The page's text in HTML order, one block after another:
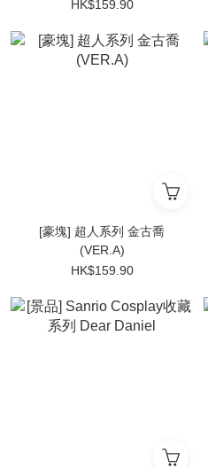
HK$159.90
[豪塊] 超人系列 金古喬
(VER.A)
HK$159.90